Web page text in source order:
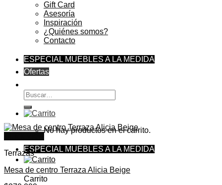
Gift Card
Asesoría
Inspiración
¿Quiénes somos?
Contacto
ESPECIAL MUEBLES A LA MEDIDA
Ofertas
Buscar
por:
No hay productos en el carrito.
ESPECIAL MUEBLES A LA MEDIDA
Carrito
Terrazas
Mesa de centro Terraza Alicia Beige